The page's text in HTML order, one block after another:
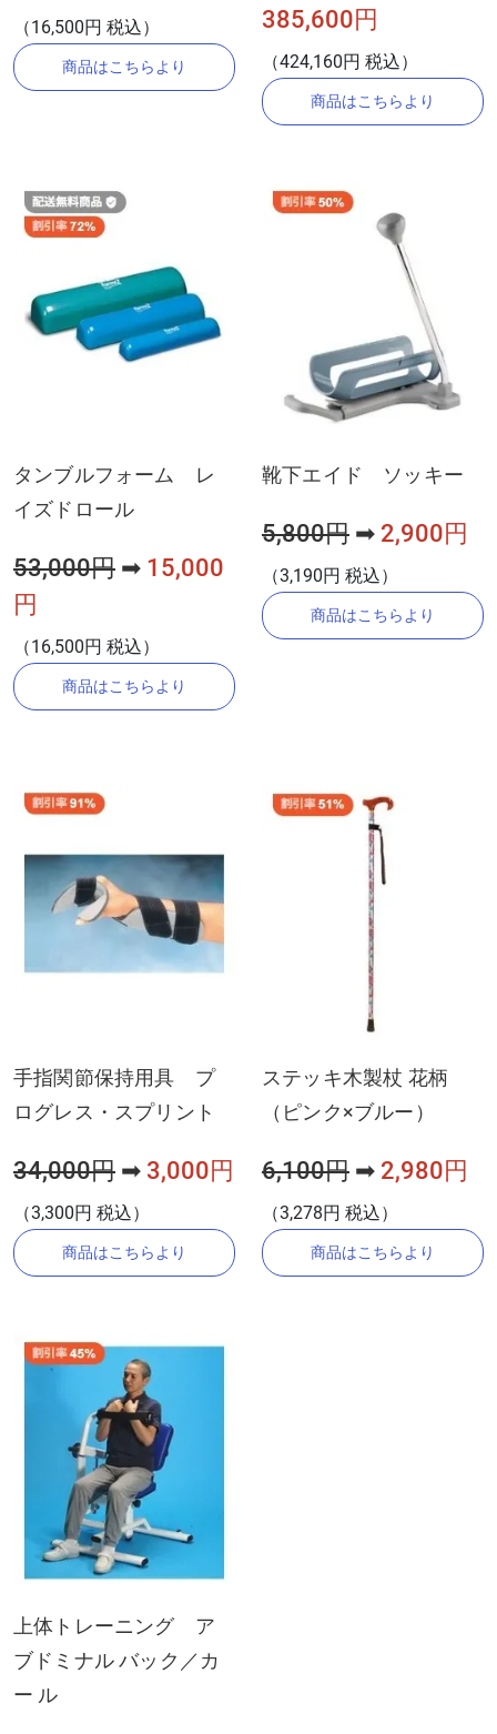
（16,500円 税込）
商品はこちらより
385,600円
（424,160円 税込）
商品はこちらより
タンブルフォーム レ
イズドロール
53,000円 ➡ 15,000
円
（16,500円 税込）
商品はこちらより
靴下エイド ソッキー
5,800円 ➡ 2,900円
（3,190円 税込）
商品はこちらより
手指関節保持用具 プ
ログレス・スプリント
34,000円 ➡ 3,000円
（3,300円 税込）
商品はこちらより
ステッキ木製杖 花柄
（ピンク×ブルー）
6,100円 ➡ 2,980円
（3,278円 税込）
商品はこちらより
上体トレーニング ア
ブドミナル バック／カ
ー ル